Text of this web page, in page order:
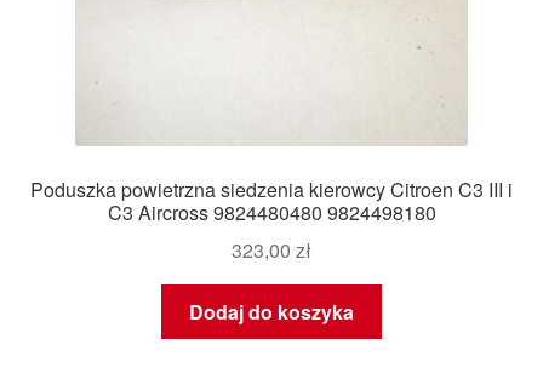
Poduszka powietrzna siedzenia kierowcy Citroen C3 III i
C3 Aircross 9824480480 9824498180
323,00 zł
Dodaj do koszyka